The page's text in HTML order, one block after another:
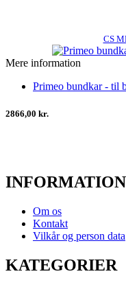
CS
Mere information
Primeo bundkar - til
2866,00 kr.
INFORMATION
Om os
Kontakt
Vilkår og person data
KATEGORIER